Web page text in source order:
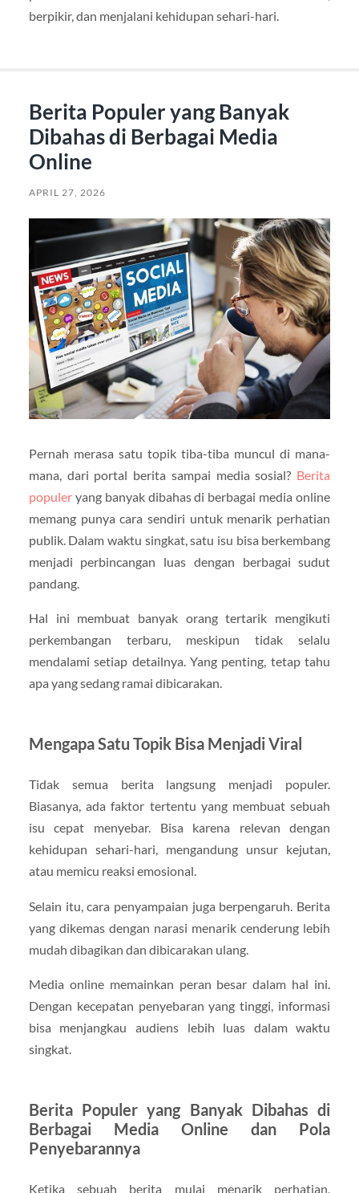
berpikir, dan menjalani kehidupan sehari-hari.
Berita Populer yang Banyak
Dibahas di Berbagai Media
Online
APRIL 27, 2026
Pernah merasa satu topik tiba-tiba muncul di mana-
mana, dari portal berita sampai media sosial? Berita
populeryang banyak dibahas di berbagai media online
memang punya cara sendiri untuk menarik perhatian
publik. Dalam waktu singkat, satu isu bisa berkembang
menjadi perbincangan luas dengan berbagai sudut
pandang.
Hal ini membuat banyak orang tertarik mengikuti
perkembangan terbaru, meskipun tidak selalu
mendalami setiap detailnya. Yang penting, tetap tahu
apa yang sedang ramai dibicarakan.
Mengapa Satu Topik Bisa Menjadi Viral
Tidak semua berita langsung menjadi populer.
Biasanya, ada faktor tertentu yang membuat sebuah
isu cepat menyebar. Bisa karena relevan dengan
kehidupan sehari-hari, mengandung unsur kejutan,
atau memicu reaksi emosional.
Selain itu, cara penyampaian juga berpengaruh. Berita
yang dikemas dengan narasi menarik cenderung lebih
mudah dibagikan dan dibicarakan ulang.
Media online memainkan peran besar dalam hal ini.
Dengan kecepatan penyebaran yang tinggi, informasi
bisa menjangkau audiens lebih luas dalam waktu
singkat.
Berita Populer yang Banyak Dibahas di
Berbagai Media Online dan Pola
Penyebarannya
Ketika sebuah berita mulai menarik perhatian,